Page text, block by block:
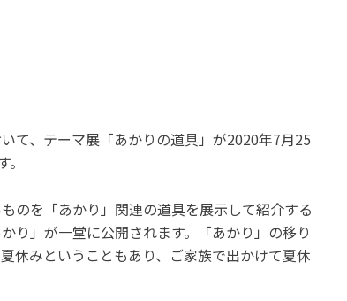
て、テーマ展「あかりの道具」が2020年7月25
のを「あかり」関連の道具を展示して紹介する
り」が一堂に公開されます。「あかり」の移り
休みということもあり、ご家族で出かけて夏休